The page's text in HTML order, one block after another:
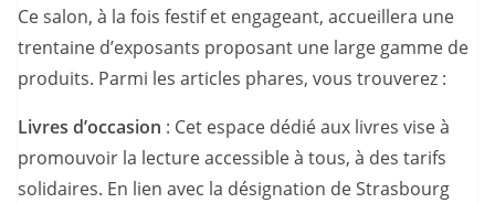
Ce salon, à la fois festif et engageant, accueillera une
trentaine d’exposants proposant une large gamme de
produits. Parmi les articles phares, vous trouverez :
Livres d’occasion : Cet espace dédié aux livres vise à
promouvoir la lecture accessible à tous, à des tarifs
solidaires. En lien avec la désignation de Strasbourg